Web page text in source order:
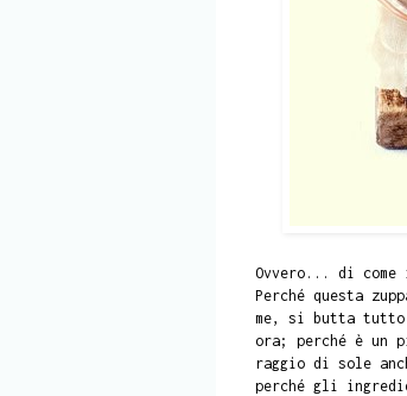
Ovvero... di
Perché questa
me, si butta tutto
ora; perché è un
raggio di sole
perché gli